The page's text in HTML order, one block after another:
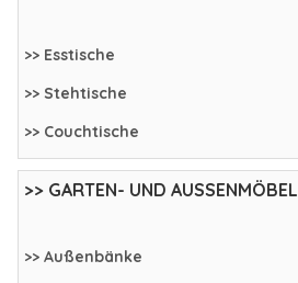
>> Esstische
>> Stehtische
>> Couchtische
>> GARTEN- UND AUSSENMÖBEL
>> Außenbänke